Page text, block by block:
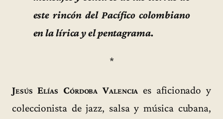
este rincón del Pacífico colombiano
en la lírica y el pentagrama.
*
Jesús Elías Córdoba Valencia es aficionado y
coleccionista de jazz, salsa y música cubana,